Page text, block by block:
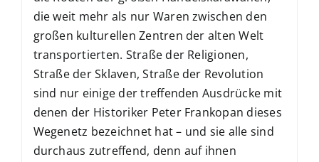
die weit mehr als nur Waren zwischen den
großen kulturellen Zentren der alten Welt
transportierten. Straße der Religionen,
Straße der Sklaven, Straße der Revolution
sind nur einige der treffenden Ausdrücke mit
denen der Historiker Peter Frankopan dieses
Wegenetz bezeichnet hat – und sie alle sind
durchaus zutreffend, denn auf ihnen